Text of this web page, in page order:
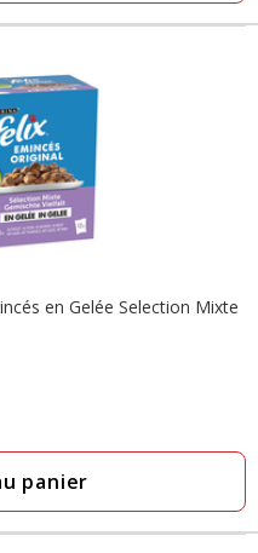
en Gelée Selection Mixte
panier